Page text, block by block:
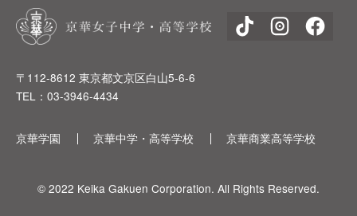
〒112-8612 東京都文京区白山5-6-6
TEL：03-3946-4434
京華学園 京華中学・高等学校 京華商業高等学校
© 2022 Keika Gakuen Corporation. All Rights Reserved.